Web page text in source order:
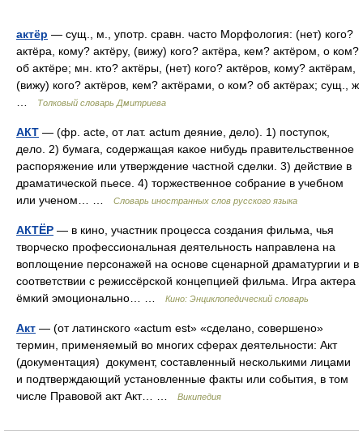
актёр — сущ., м., употр. сравн. часто Морфология: (нет) кого?
актёра, кому? актёру, (вижу) кого? актёра, кем? актёром, о ком?
об актёре; мн. кто? актёры, (нет) кого? актёров, кому? актёрам,
(вижу) кого? актёров, кем? актёрами, о ком? об актёрах; сущ., ж
Толковый словарь Дмитриева
АКТ — (фр. acte, от лат. actum деяние, дело). 1) поступок,
дело. 2) бумага, содержащая какое нибудь правительственное
распоряжение или утверждение частной сделки. 3) действие в
драматической пьесе. 4) торжественное собрание в учебном
или ученом… …
Словарь иностранных слов русского языка
АКТЁР — в кино, участник процесса создания фильма, чья
творческо профессиональная деятельность направлена на
воплощение персонажей на основе сценарной драматургии и в
соответствии с режиссёрской концепцией фильма. Игра актера
ёмкий эмоционально… …
Кино: Энциклопедический словарь
Акт — (от латинского «actum est» «сделано, совершено»
термин, применяемый во многих сферах деятельности: Акт
(документация) документ, составленный несколькими лицами
и подтверждающий установленные факты или события, в том
числе Правовой акт Акт… …
Википедия